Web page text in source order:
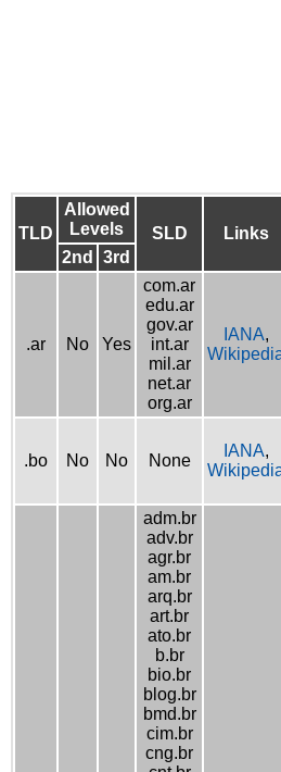
TLD
Allowed
Levels
SLD Links
2nd
3rd
.ar No Yes
com.ar
edu.ar
gov.ar
int.ar
mil.ar
net.ar
org.ar
IANA,
.bo No No None
IANA,
adm.br
adv.br
agr.br
am.br
arq.br
art.br
ato.br
b.br
bio.br
blog.br
bmd.br
cim.br
cng.br